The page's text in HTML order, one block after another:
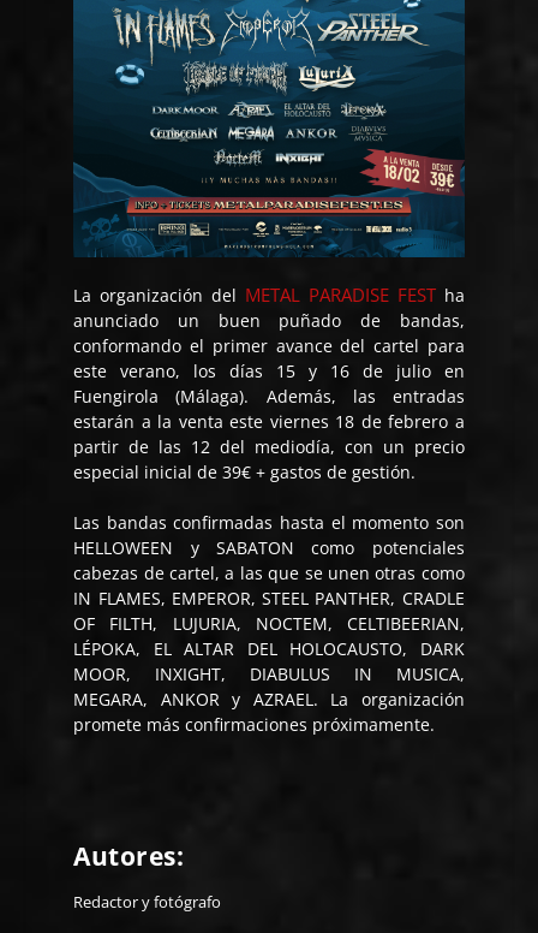
La organización del METAL PARADISE FESTha
anunciado un buen puñado de bandas,
conformando el primer avance del cartel para
este verano, los días 15 y 16 de julio en
Fuengirola (Málaga). Además, las entradas
estarán a la venta este viernes 18 de febrero a
partir de las 12 del mediodía, con un precio
especial inicial de 39€ + gastos de gestión.
Las bandas confirmadas hasta el momento son
HELLOWEEN y SABATON como potenciales
cabezas de cartel, a las que se unen otras como
IN FLAMES, EMPEROR, STEEL PANTHER, CRADLE
OF FILTH, LUJURIA, NOCTEM, CELTIBEERIAN,
LÉPOKA, EL ALTAR DEL HOLOCAUSTO, DARK
MOOR, INXIGHT, DIABULUS IN MUSICA,
MEGARA, ANKOR y AZRAEL. La organización
promete más confirmaciones próximamente.
Autores:
Redactor y fotógrafo